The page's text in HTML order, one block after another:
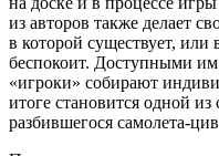
из авторов также делает
в которой существует, или
беспокоит. Доступными
«игроки» собирают
итоге становится одной
разбившегося самолета-